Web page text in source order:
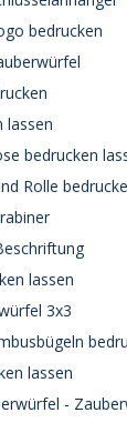
bedrucken
lassen
bedrucken
Rolle
lassen
3x3
lassen
-